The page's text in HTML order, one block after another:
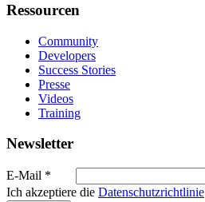
Ressourcen
Community
Developers
Success Stories
Presse
Videos
Training
Newsletter
E-Mail *
Ich akzeptiere die Datenschutzrichtlinie